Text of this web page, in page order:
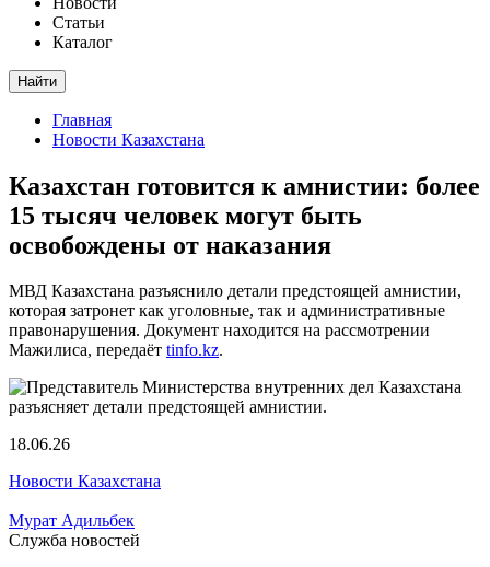
Статьи
Каталог
Найти
Главная
Новости Казахстана
Казахстан готовится к амнистии: более
15 тысяч человек могут быть
освобождены от наказания
МВД Казахстана разъяснило детали предстоящей амнистии,
которая затронет как уголовные, так и административные
правонарушения. Документ находится на рассмотрении
Мажилиса, передаёт tinfo.kz.
18.06.26
Новости Казахстана
Мурат Адильбек
Служба новостей